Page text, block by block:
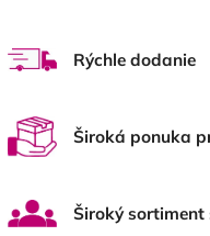
Rýchle dodanie
Široká ponuka
Široký sortiment